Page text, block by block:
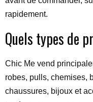
rapidement.
Quels types de
Chic Me vend
robes, pulls, chemises,
chaussures, bijoux et